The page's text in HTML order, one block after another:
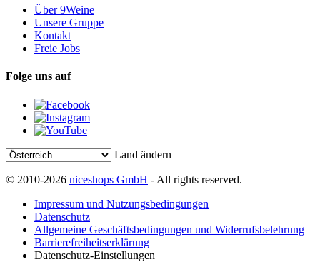
Über 9Weine
Unsere Gruppe
Kontakt
Freie Jobs
Folge uns auf
Land ändern
© 2010-2026 niceshops GmbH - All rights reserved.
Impressum und Nutzungsbedingungen
Datenschutz
Allgemeine Geschäftsbedingungen und Widerrufsbelehrung
Barrierefreiheitserklärung
Datenschutz-Einstellungen